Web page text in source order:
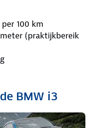
100 km
(praktijkbereik
BMW i3